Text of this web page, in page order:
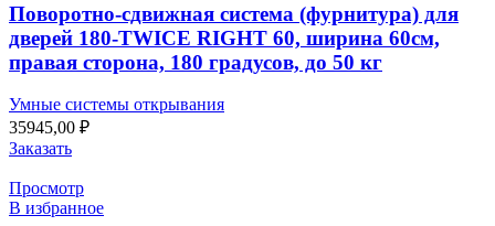
Поворотно-сдвижная система (фурнитура) для
дверей 180-TWICE RIGHT 60, ширина 60см,
правая сторона, 180 градусов, до 50 кг
Умные системы открывания
35945,00 ₽
Заказать
Просмотр
В избранное